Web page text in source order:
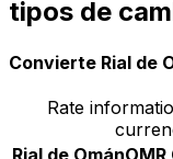
tipos de
Convierte Rial de
Rate
Rial de OmánOMR